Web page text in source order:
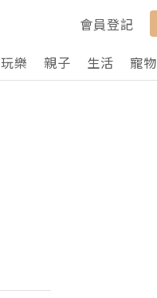
會員登記
玩樂 親子 生活 寵物